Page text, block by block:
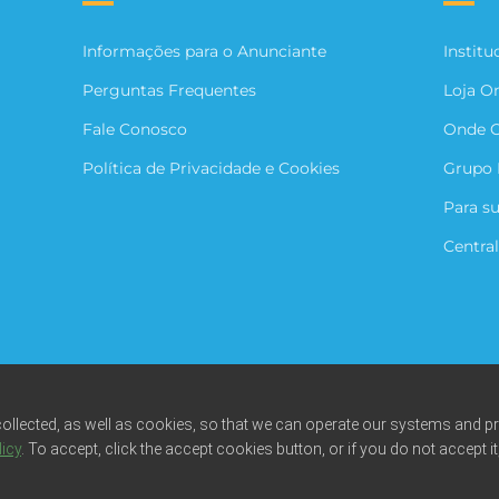
Informações para o Anunciante
Perguntas Frequentes
Fale Conosco
Política de Privacidade e Cookies
Loja
Onde
Grupo
Para
os direitos reservados. Fotos meramente ilustrativas. Empresa
as well as cookies, so that we can operate our systems and
. To accept, click the accept cookies button, or if you do not accept it,